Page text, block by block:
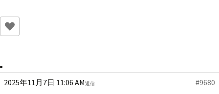
2025年11月7日 11:06 AM #9680
返信